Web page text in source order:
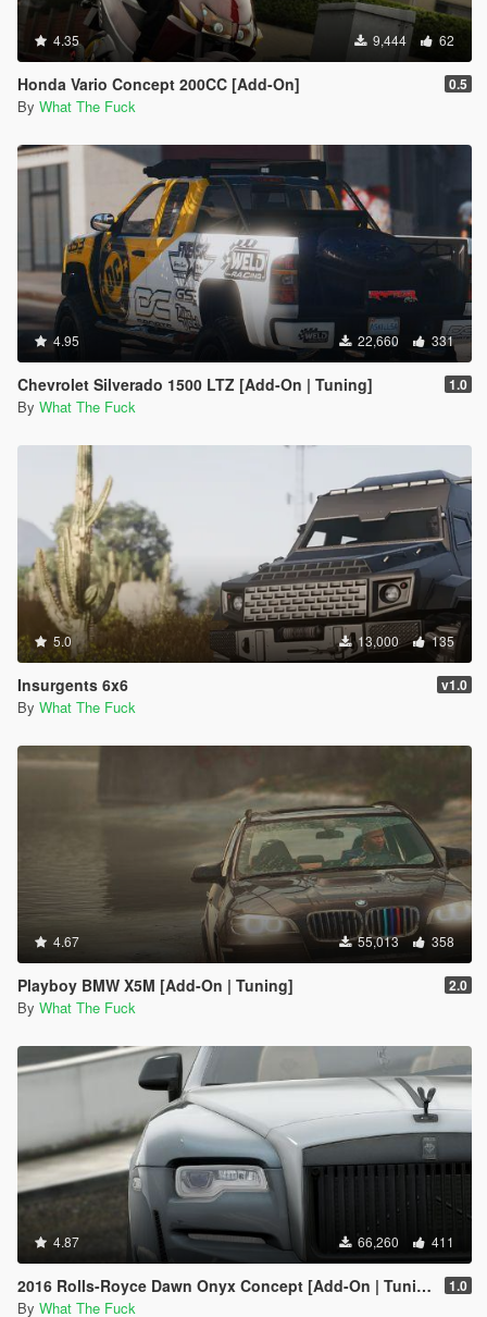
4.35 9,444 62
Honda Vario Concept 200CC [Add-On] 0.5
By What The Fuck
4.95 22,660 331
Chevrolet Silverado 1500 LTZ [Add-On | Tuning] 1.0
By What The Fuck
5.0 13,000 135
Insurgents 6x6 v1.0
By What The Fuck
4.67 55,013 358
Playboy BMW X5M [Add-On | Tuning] 2.0
By What The Fuck
4.87 66,260 411
2016 Rolls-Royce Dawn Onyx Concept [Add-On | Tuning] 1.0
By What The Fuck